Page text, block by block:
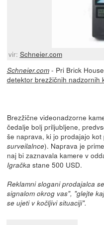
vir: Schneier.com
Schneier.com- Pri Brick
detektor brezžičnih nadzornih
Brezžične videonadzorne
čedalje bolj priljubljene,
še naprava, ki jo prodajajo
surveilalnce). Naprava je
naj bi zaznavala kamere v
Igračka stane 500 USD.
Reklamni slogani prodajalca
signalom okrog vas", "glejte
se ujeti v kočljivi situaciji".